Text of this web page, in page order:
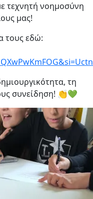
τεχνητή νοημοσύνη
μας!
τους εδώ:
τη
συνείδηση! 👏💚